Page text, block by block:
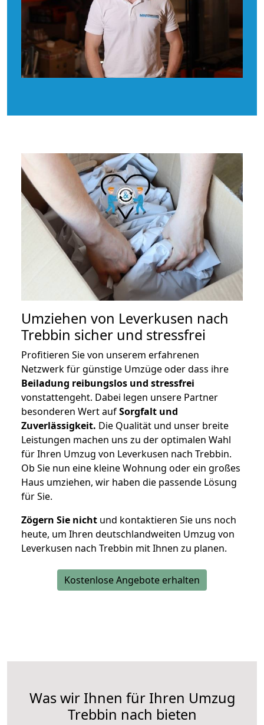
Umziehen von Leverkusen nach
Trebbin sicher und stressfrei
Profitieren Sie von unserem erfahrenen
Netzwerk für günstige Umzüge oder dass ihre
Beiladung reibungslos und stressfrei
vonstattengeht. Dabei legen unsere Partner
besonderen Wert aufSorgfalt und
Zuverlässigkeit. Die Qualität und unser breite
Leistungen machen uns zu der optimalen Wahl
für Ihren Umzug von Leverkusen nach Trebbin.
Ob Sie nun eine kleine Wohnung oder ein großes
Haus umziehen, wir haben die passende Lösung
für Sie.
Zögern Sie nicht und kontaktieren Sie uns noch
heute, um Ihren deutschlandweiten Umzug von
Leverkusen nach Trebbin mit Ihnen zu planen.
Kostenlose Angebote erhalten
Was wir Ihnen für Ihren Umzug
Trebbin nach bieten